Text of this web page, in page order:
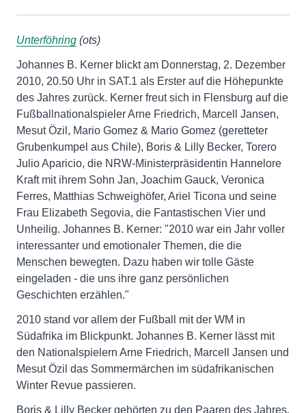
Unterföhring (ots)
Johannes B. Kerner blickt am Donnerstag, 2. Dezember
2010, 20.50 Uhr in SAT.1 als Erster auf die Höhepunkte
des Jahres zurück. Kerner freut sich in Flensburg auf die
Fußballnationalspieler Arne Friedrich, Marcell Jansen,
Mesut Özil, Mario Gomez & Mario Gomez (geretteter
Grubenkumpel aus Chile), Boris & Lilly Becker, Torero
Julio Aparicio, die NRW-Ministerpräsidentin Hannelore
Kraft mit ihrem Sohn Jan, Joachim Gauck, Veronica
Ferres, Matthias Schweighöfer, Ariel Ticona und seine
Frau Elizabeth Segovia, die Fantastischen Vier und
Unheilig. Johannes B. Kerner: "2010 war ein Jahr voller
interessanter und emotionaler Themen, die die
Menschen bewegten. Dazu haben wir tolle Gäste
eingeladen - die uns ihre ganz persönlichen
Geschichten erzählen."
2010 stand vor allem der Fußball mit der WM in
Südafrika im Blickpunkt. Johannes B. Kerner lässt mit
den Nationalspielern Arne Friedrich, Marcell Jansen und
Mesut Özil das Sommermärchen im südafrikanischen
Winter Revue passieren.
Boris & Lilly Becker gehörten zu den Paaren des Jahres.